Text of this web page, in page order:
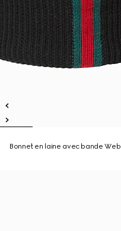
Bonnet en laine avec bande Web